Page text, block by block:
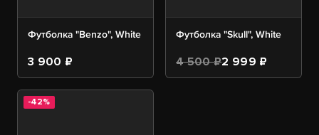
Футболка "Benzo", White
3 900 ₽
Футболка "Skull", White
4 500 ₽2 999 ₽
-42%